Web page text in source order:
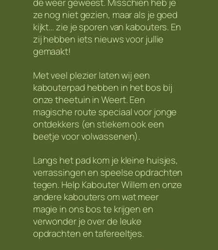
ze nog niet gezien, maar als je goed
kijkt… zie je sporen van kabouters. En
zij hebben iets nieuws voor jullie
gemaakt!
Met veel plezier laten wij een
kabouterpad hebben in het bos bij
onze theetuin in Weert. Een
magische route speciaal voor jonge
ontdekkers (en stiekem ook een
beetje voor volwassenen).
Langs het pad kom je kleine huisjes,
verrassingen en speelse opdrachten
tegen. Help Kabouter Willem en onze
andere kabouters om wat meer
magie in ons bos te krijgen en
verwonder je over de leuke
opdrachten en tafereeltjes.